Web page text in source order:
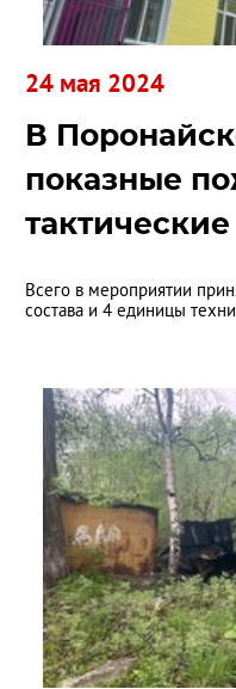
В
показные
Всего в мероприятии
состава и 4 единицы
24 мая 2024